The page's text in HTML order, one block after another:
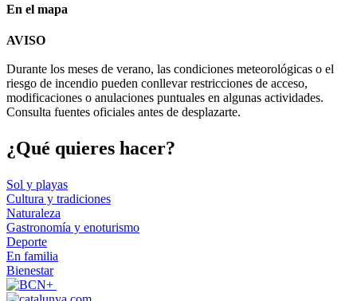
En el mapa
−
AVISO
Durante los meses de verano, las condiciones meteorológicas o el
riesgo de incendio pueden conllevar restricciones de acceso,
modificaciones o anulaciones puntuales en algunas actividades.
Consulta fuentes oficiales antes de desplazarte.
¿Qué quieres hacer?
Sol y playas
Cultura y tradiciones
Naturaleza
Gastronomía y enoturismo
Deporte
En familia
Bienestar